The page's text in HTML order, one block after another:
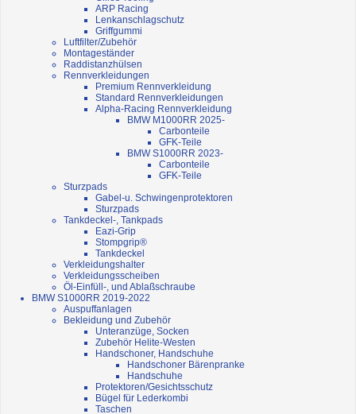
ARP Racing
Lenkanschlagschutz
Griffgummi
Luftfilter/Zubehör
Montageständer
Raddistanzhülsen
Rennverkleidungen
Premium Rennverkleidung
Standard Rennverkleidungen
Alpha-Racing Rennverkleidung
BMW M1000RR 2025-
Carbonteile
GFK-Teile
BMW S1000RR 2023-
Carbonteile
GFK-Teile
Sturzpads
Gabel-u. Schwingenprotektoren
Sturzpads
Tankdeckel-, Tankpads
Eazi-Grip
Stompgrip®
Tankdeckel
Verkleidungshalter
Verkleidungsscheiben
Öl-Einfüll-, und Ablaßschraube
BMW S1000RR 2019-2022
Auspuffanlagen
Bekleidung und Zubehör
Unteranzüge, Socken
Zubehör Helite-Westen
Handschoner, Handschuhe
Handschoner Bärenpranke
Handschuhe
Protektoren/Gesichtsschutz
Bügel für Lederkombi
Taschen